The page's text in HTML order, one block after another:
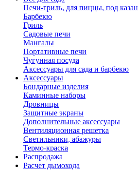
Печи-гриль, для пиццы, под казан
Барбекю
Гриль
Садовые печи
Мангалы
Портативные печи
Чугунная посуда
Аксессуары для сада и барбекю
Аксессуары
Бондарные изделия
Каминные наборы
Дровницы
Защитные экраны
Дополнительные аксессуары
Вентиляционная решетка
Светильники, абажуры
Термо-краска
Распродажа
Расчет дымохода